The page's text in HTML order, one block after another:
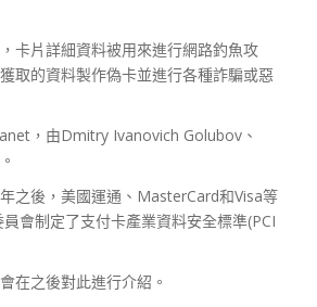
卡片詳細資料被用來進行網路釣魚攻
取的資料製作偽卡並進行各種詐騙或惡
，由Dmitry Ivanovich Golubov、
之後，美國運通、MasterCard和Visa等
會制定了支付卡產業資料安全標準(PCI
在之後對此進行介紹。